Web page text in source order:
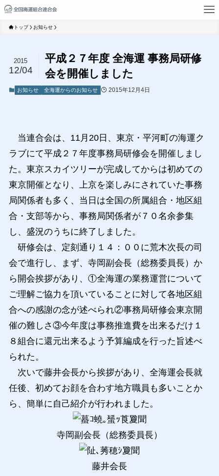
トップ お知らせ
平成２７年度 全海運 事務局研修
会を開催しました
2015
12/04
お知らせ 全海運からのお知らせ 2015年12月4日
当連合会は、11月20日、東京・平河町の海運ク
ラブにて平成２７年度事務局研修会を開催しまし
た。東京スカイツリーが完成してからは初めての
東京開催となり、上京を楽しみにされていた事務
局関係者も多く、当日は全国の所属組合・地区組
合・支部等から、事務局関係者が７０名余参集
し、盛況のうちに終了しました。
研修会は、定刻通り１４：００に荒木次長の司
会で進行し、まず、寺岡副会長（総務委員長）か
ら開会挨拶があり、①全海運の業務運営について
ご理解ご協力を頂いていることに対して各地区組
合への感謝の念が述べられ②事務局研修会東京開
催の難しさ③今年度は事務推進費を出来るだけ１
８組合に還元出来るよう予算編成を行った旨述べ
られた。
次いで藤井会長から挨拶があり、全海運会長就
任後、初めてお顔を合わす地方職員も多いことか
ら、簡単に自己紹介が行われました。
寺岡副会長（総務委員長）
藤井会長